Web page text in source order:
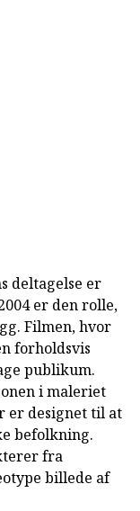
deltagelse er
er den rolle,
Filmen, hvor
forholdsvis
publikum.
i maleriet
er designet til at
befolkning.
fra
billede af